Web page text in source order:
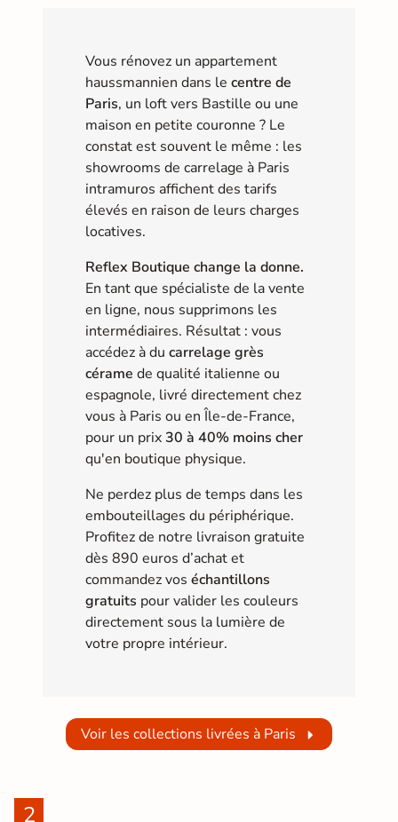
Vous rénovez un appartement
haussmannien dans le centre de
Paris, un loft vers Bastille ou une
maison en petite couronne ? Le
constat est souvent le même : les
showrooms de carrelage à Paris
intramuros affichent des tarifs
élevés en raison de leurs charges
locatives.
Reflex Boutique change la donne.
En tant que spécialiste de la vente
en ligne, nous supprimons les
intermédiaires. Résultat : vous
accédez à du carrelage grès
cérame de qualité italienne ou
espagnole, livré directement chez
vous à Paris ou en Île-de-France,
pour un prix 30 à 40% moins cher
qu'en boutique physique.
Ne perdez plus de temps dans les
embouteillages du périphérique.
Profitez de notre livraison gratuite
dès 890 euros d’achat et
commandez vos échantillons
gratuits pour valider les couleurs
directement sous la lumière de
votre propre intérieur.
Voir les collections livrées à Paris